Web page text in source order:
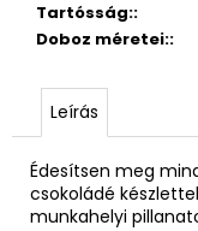
Tartósság::
Doboz méretei::
Leírás
Édesítsen meg
csokoládé
munkahelyi